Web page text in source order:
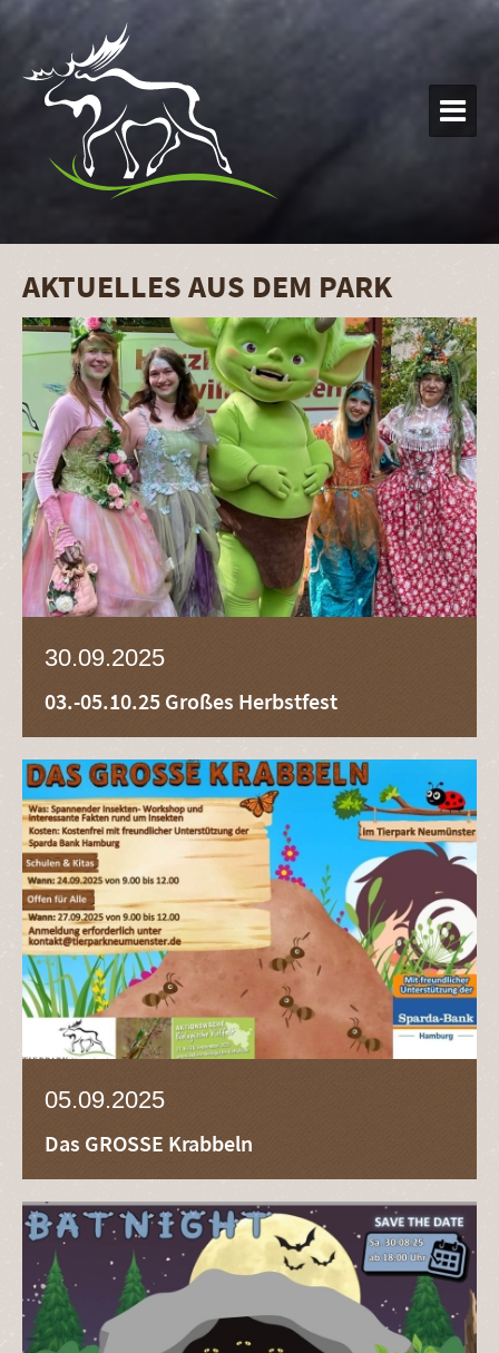

AKTUELLES AUS DEM PARK
30.09.2025
03.-05.10.25 Großes Herbstfest
05.09.2025
Das GROSSE Krabbeln